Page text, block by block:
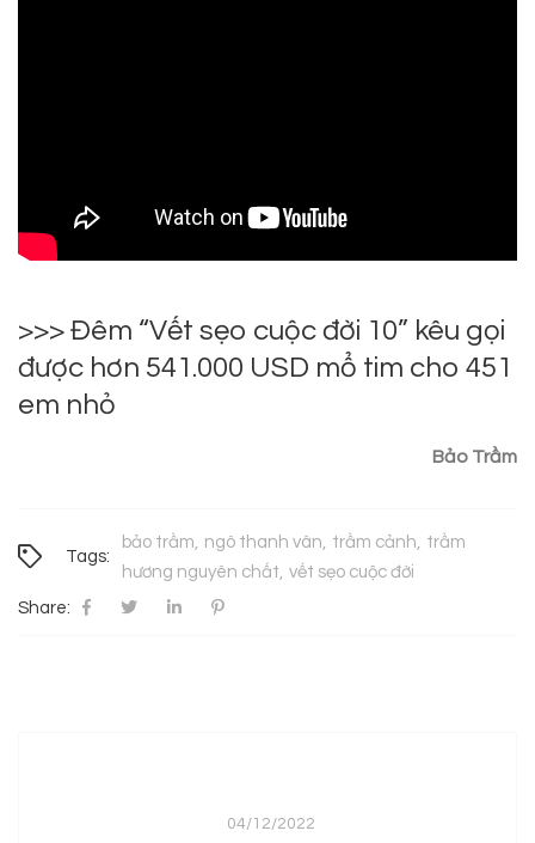
>>> Đêm “Vết sẹo cuộc đời 10” kêu gọi
được hơn 541.000 USD mổ tim cho 451
em nhỏ
Bảo Trầm
Tags:
bảo trầm ngô thanh vân trầm cảnh
trầm
hương nguyên chất vết sẹo cuộc đời
Share:
04/12/2022